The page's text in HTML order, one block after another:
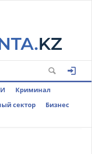
Криминал
сектор
Бизнес